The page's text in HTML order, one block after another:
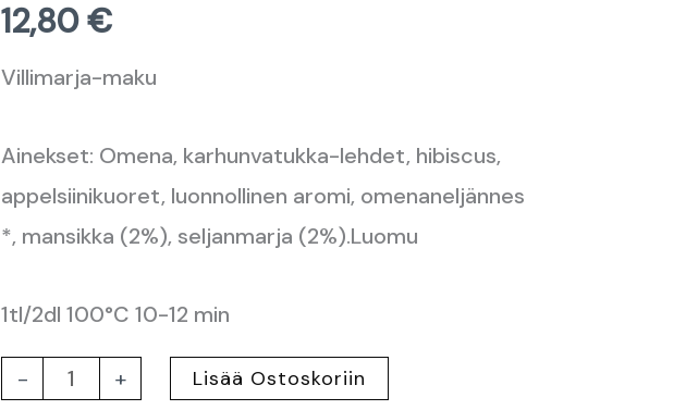
12,80€
Villimarja-maku
Ainekset: Omena, karhunvatukka-lehdet, hibiscus,
appelsiinikuoret, luonnollinen aromi, omenaneljännes
*, mansikka (2%), seljanmarja (2%).Luomu
1tl/2dl 100°C 10-12 min
-
määrä
+ Lisää Ostoskoriin